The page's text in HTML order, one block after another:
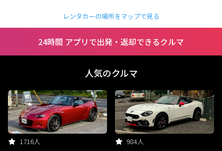
レンタカーの場所をマップで見る
24時間 アプリで出発・返却できるクルマ
人気のクルマ
1716人 984人